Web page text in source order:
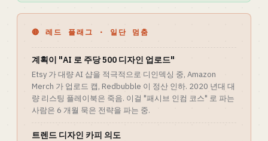
🔴 레드 플래그 · 일단 멈춤
계획이 "AI 로 주당 500 디자인 업로드"
Etsy 가 대량 AI 샵을 적극적으로 디인덱싱 중, Amazon
Merch 가 업로드 캡, Redbubble 이 정산 인하. 2020 년대 대
량 리스팅 플레이북은 죽음. 이걸 "패시브 인컴 코스" 로 파는
사람은 6 개월 묵은 전략을 파는 중.
트렌드 디자인 카피 의도